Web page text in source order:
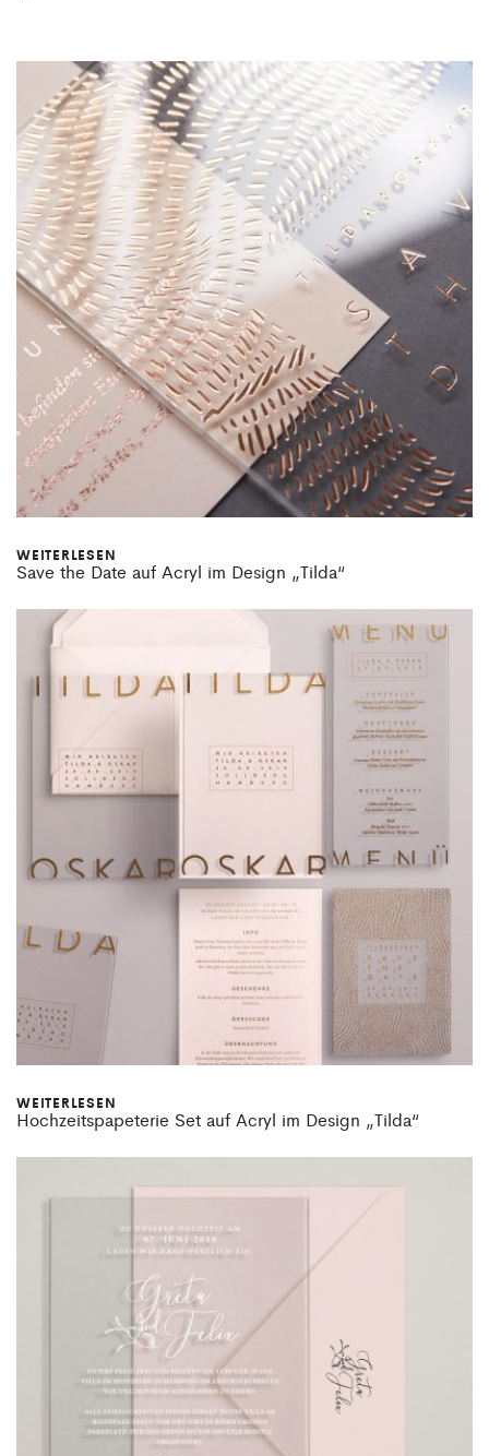
WEITERLESEN
Save the Date auf Acryl im Design „Tilda“
WEITERLESEN
Hochzeitspapeterie Set auf Acryl im Design „Tilda“